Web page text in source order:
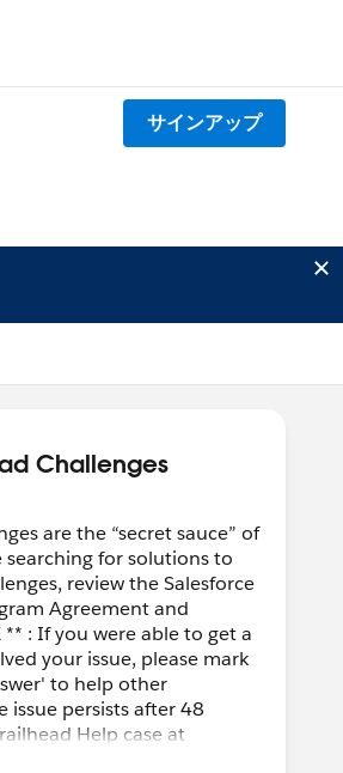
サインアップ
Challenges
are the “secret sauce” of
searching for solutions to
review the Salesforce
Agreement and
** : If you were able to get a
your issue, please mark
to help other
issue persists after 48
Help case at
s/support